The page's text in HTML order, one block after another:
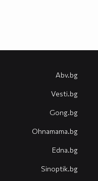
Abv.bg
Vesti.bg
Gong.bg
Оhnamama.bg
Edna.bg
Sinoptik.bg